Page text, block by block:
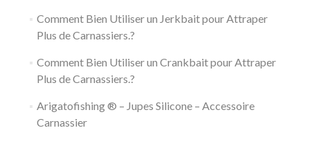
Comment Bien Utiliser un Jerkbait pour Attraper
Plus de Carnassiers.?
Comment Bien Utiliser un Crankbait pour Attraper
Plus de Carnassiers.?
Arigatofishing ® – Jupes Silicone – Accessoire
Carnassier